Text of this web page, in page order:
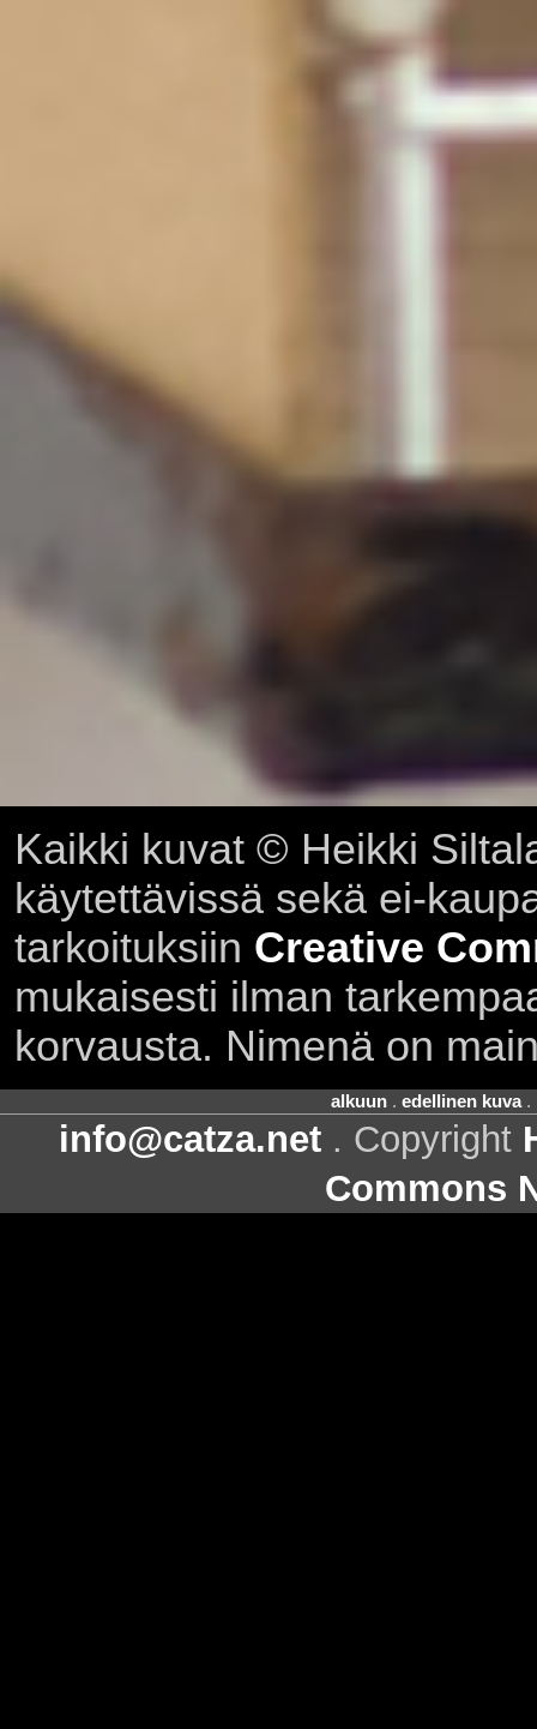
Kaikki kuvat © Heikki
käytettävissä sekä ei-
tarkoituksiin Creative
mukaisesti ilman
korvausta. Nimenä on
alkuun. edellinen kuva.
info@catza.net . Copyright
Commons